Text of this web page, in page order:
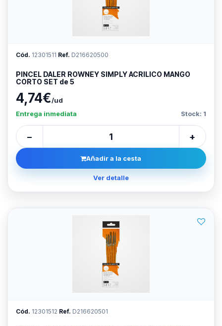
Cód. 12301511 Ref. D216620500
PINCEL DALER ROWNEY SIMPLY ACRILICO MANGO
CORTO SET de 5
4,74€/ud
Entrega inmediata
Stock: 1
− +
Añadir a la cesta
Ver detalle
Cód. 12301512 Ref. D216620501